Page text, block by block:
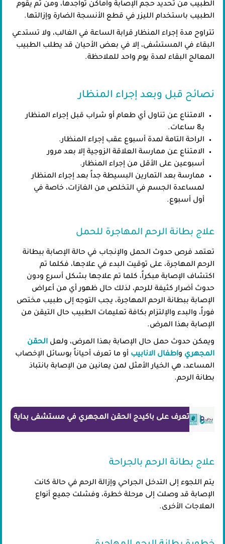
الطبيب من تحديد حجم الإصابة وأماكن تواجدها، ومن ثم يقوم
الطبيب باستخدام الليزر في قطع الأنسجة الضارة وإزالتها.
تتراوح مدة إجراء المنظار قرابة الساعة في الغالب، ولا تستدعي
البقاء في المستشفى، إلا في بعض الأحيان قد يطلب الطبيب
المعالج البقاء لمدة يوم واحد للملاحظة.
نصائح قبل وبعد إجراء المنظار
الامتناع عن تناول أي طعام أو شراب قبل إجراء المنظار
بـ8 ساعات.
الراحة التامة لمدة أسبوع عقب إجراء المنظار.
الامتناع عن ممارسة العلاقة الزوجية إلا بعد مرور
أسبوعين على الأقل من إجراء المنظار.
ممارسة بعد التمارين البسيطة جداً بعد إجراء المنظار
لمساعدة الجسم في التخلص من الغازات، خاصة في
أول أسبوع.
علاج بطانة الرحم المهاجرة للحمل
تعتمد فرص حدوث الحمل والإنجاب في حالة الإصابة ببطانة
الرحم المهاجرة، على توقيت البدء في علاجها، فكلما تم
اكتشاف الإصابة مبكراً، كلما تم علاجها بشكل أسرع ودون
حدوث أضرار كثيفة للرحم، لذلك حال ظهور أي من أعراض
الإصابة ببطانة الرحم المهاجرة، يجب التوجه إلى طبيب مختص
فوراً، والبدء والإلتزام بكافة تعليمات الطبيب حال التيقن من
الإصابة بهذا المرض.
ويمكن حدوث حمل حال الإصابة بهذا المرض، ولعل الحقن
المجهري واطفال الانابيب أو ما تعرف أحياناً بوسائل الإخصاب
المساعد، هي الخيار الأمثل لمن يعانين من الإصابة بانتباذ
بطانة الرحم.
تعرف على باكيدج الحقن المجهري في مستشفى بداية
علاج بطانة الرحم بالجراحة
يتم اللجوء إلى التدخل الجراحي وإزالة الرحم في حالة كانت
الإصابة قد وصلت إلى مرحلة خطرة، وفشلت جميع أنواع
العلاجات الأخرى.